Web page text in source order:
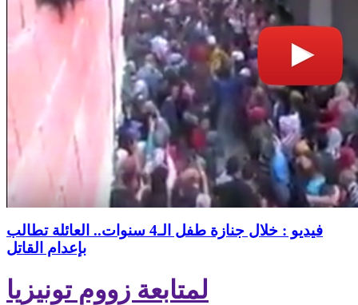
فيديو : خلال جنازة طفل الـ4 سنوات.. العائلة تطالب
بإعدام القاتل
لمتابعة زووم تونيزيا